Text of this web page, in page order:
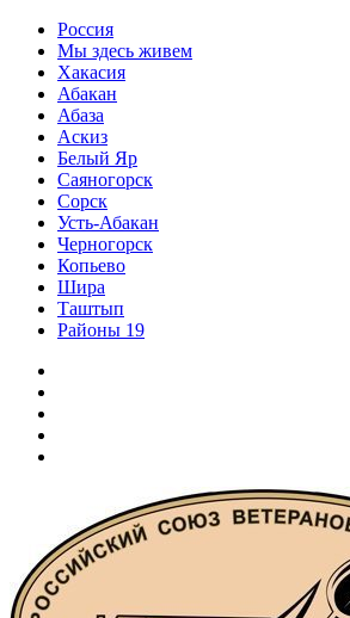
Перейти
содержимому
Россия
Мы здесь живем
Хакасия
Абакан
Абаза
Аскиз
Белый Яр
Саяногорск
Сорск
Усть-Абакан
Черногорск
Копьево
Шира
Таштып
Районы 19